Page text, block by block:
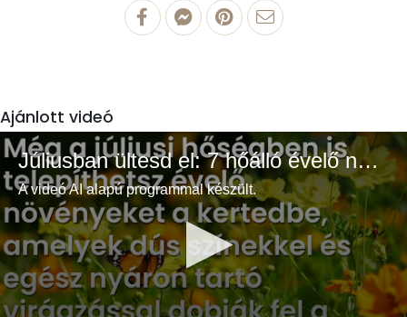
Ajánlott videó
Júliusban ültesd el: 7 hőálló évelő növény a színes és buja kertért
A videó AI alapú programmal készült.